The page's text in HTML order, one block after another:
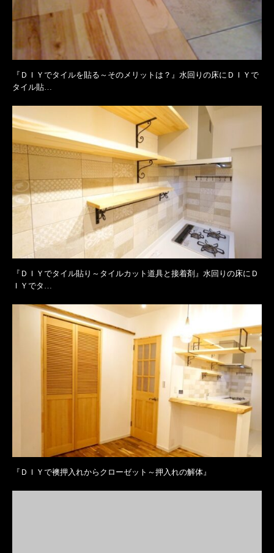
『ＤＩＹでタイルを貼る～そのメリットは？』水回りの床にＤＩＹで
タイル貼…
『ＤＩＹでタイル貼り～タイルカット道具と接着剤』水回りの床にＤ
ＩＹでタ…
『ＤＩＹで襖押入れからクローゼット～押入れの解体』